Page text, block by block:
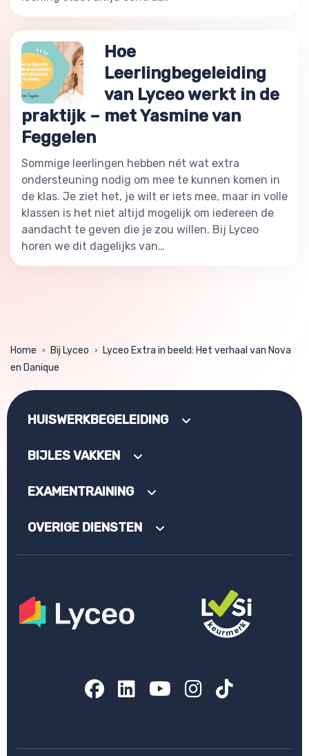
Hoe
Leerlingbegeleiding
van Lyceo werkt in de
praktijk – met Yasmine van
Feggelen
Sommige leerlingen hebben nét wat extra
ondersteuning nodig om mee te kunnen komen in
de klas. Je ziet het, je wilt er iets mee, maar in volle
klassen is het niet altijd mogelijk om iedereen de
aandacht te geven die je zou willen. Bij Lyceo
horen we dit dagelijks van…
Home > Bij Lyceo >
Lyceo Extra in beeld: Het verhaal van Nova
en Danique
HUISWERKBEGELEIDING
BIJLES VAKKEN
EXAMENTRAINING
OVERIGE DIENSTEN
Facebook
LinkedIn
YouTube
Instagram
TikTok